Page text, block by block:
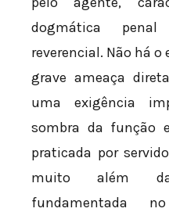
dogmática
reverencial. Não há
grave ameaça
uma exigência
sombra da função
praticada por
muito além
fundamentada